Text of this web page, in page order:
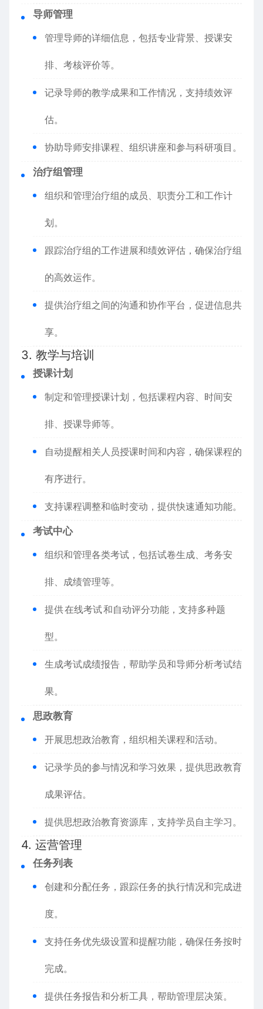
导师管理
管理导师的详细信息，包括专业背景、授课安
排、考核评价等。
记录导师的教学成果和工作情况，支持绩效评
估。
协助导师安排课程、组织讲座和参与科研项目。
治疗组管理
组织和管理治疗组的成员、职责分工和工作计
划。
跟踪治疗组的工作进展和绩效评估，确保治疗组
的高效运作。
提供治疗组之间的沟通和协作平台，促进信息共
享。
3. 教学与培训
授课计划
制定和管理授课计划，包括课程内容、时间安
排、授课导师等。
自动提醒相关人员授课时间和内容，确保课程的
有序进行。
支持课程调整和临时变动，提供快速通知功能。
考试中心
组织和管理各类考试，包括试卷生成、考务安
排、成绩管理等。
提供在线考试和自动评分功能，支持多种题
型。
生成考试成绩报告，帮助学员和导师分析考试结
果。
思政教育
开展思想政治教育，组织相关课程和活动。
记录学员的参与情况和学习效果，提供思政教育
成果评估。
提供思想政治教育资源库，支持学员自主学习。
4. 运营管理
任务列表
创建和分配任务，跟踪任务的执行情况和完成进
度。
支持任务优先级设置和提醒功能，确保任务按时
完成。
提供任务报告和分析工具，帮助管理层决策。